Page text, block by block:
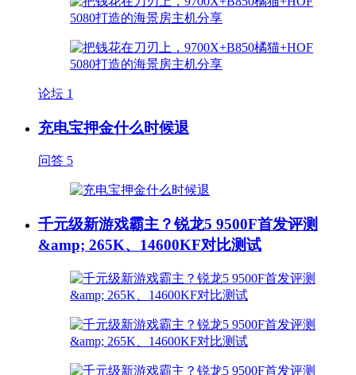
论坛 1
充电宝押金什么时候退
问答 5
千元级新游戏霸主？锐龙5 9500F首发评测
&amp; 265K、14600KF对比测试